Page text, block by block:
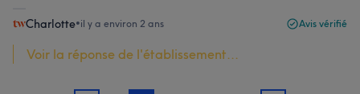
Charlotte•il y a environ 2 ans Avis vérifié
Voir la réponse de l'établissement...